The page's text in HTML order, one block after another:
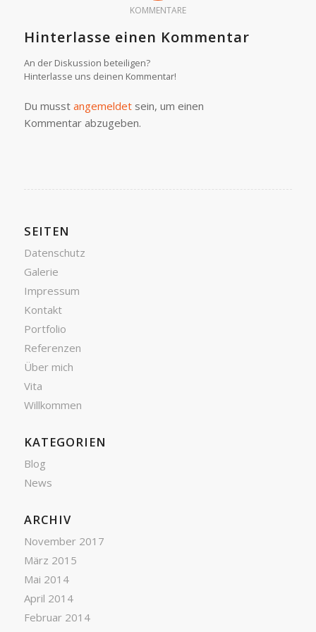
KOMMENTARE
Hinterlasse einen Kommentar
An der Diskussion beteiligen?
Hinterlasse uns deinen Kommentar!
Du musst angemeldetsein, um einen
Kommentar abzugeben.
SEITEN
Datenschutz
Galerie
Impressum
Kontakt
Portfolio
Referenzen
Über mich
Vita
Willkommen
KATEGORIEN
Blog
News
ARCHIV
November 2017
März 2015
Mai 2014
April 2014
Februar 2014